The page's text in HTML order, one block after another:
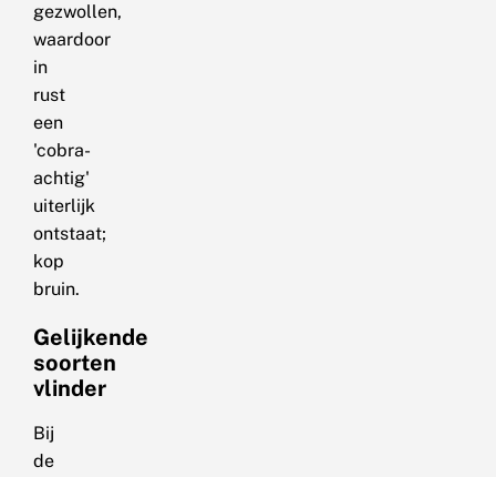
gezwollen,
waardoor
in
rust
een
'cobra-
achtig'
uiterlijk
ontstaat;
kop
bruin.
Gelijkende
soorten
vlinder
Bij
de